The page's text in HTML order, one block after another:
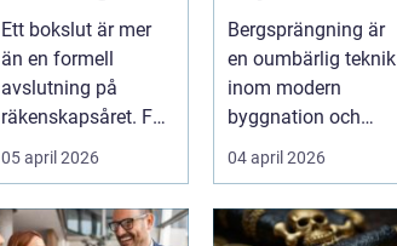
tryggt avslut på
året
Ett bokslut är mer
än en formell
avslutning på
räkenskapsåret. För
05 april 2026
framtidens
infrastruktur
Bergsprängning är
en oumbärlig teknik
inom modern
byggnation och
infrastrukturella fr...
04 april 2026